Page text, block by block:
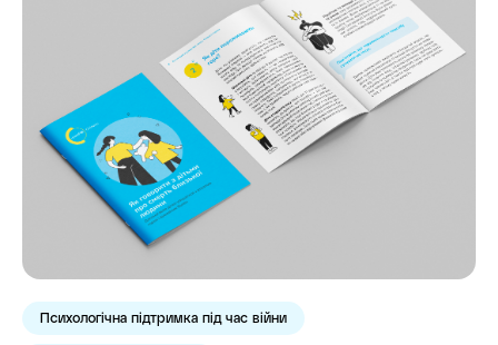
Психологічна підтримка під час війни